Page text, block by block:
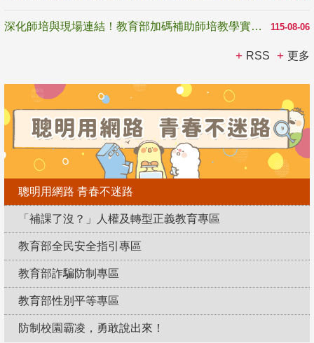
115-08-06
深化師培與現場連結！教育部加碼補助師培教學實踐研究 10月師培國際研討會交流教學實踐經驗
RSS 更多
聰明用網路 青春不迷路
「補課了沒？」人權及轉型正義教育專區
教育部全民安全指引專區
教育部詐騙防制專區
教育部性別平等專區
防制校園霸凌，勇敢說出來！